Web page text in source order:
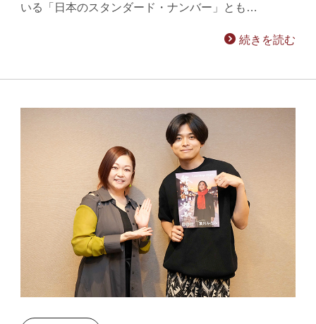
いる「日本のスタンダード・ナンバー」とも…
続きを読む